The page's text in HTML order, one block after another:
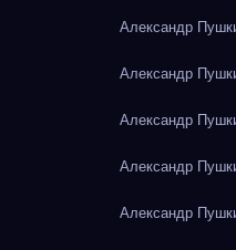
Александр
Александр
Александр
Александр
Александр